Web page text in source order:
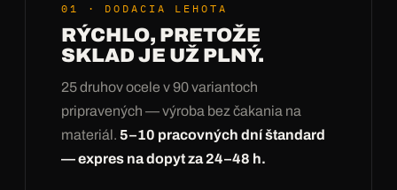
01 · DODACIA LEHOTA
RÝCHLO, PRETOŽE
SKLAD JE UŽ PLNÝ.
25 druhov ocele v 90 variantoch
pripravených — výroba bez čakania na
materiál. 5–10 pracovných dní štandard
— expres na dopyt za 24–48 h.